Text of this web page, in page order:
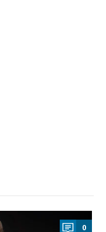
0